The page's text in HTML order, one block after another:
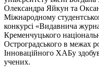
Олександра Яйкун та
Міжнародному
конкурсі «Видавнича
Кременчуцького
Остроградського в межах
Інноваційного ХАБу
учених.